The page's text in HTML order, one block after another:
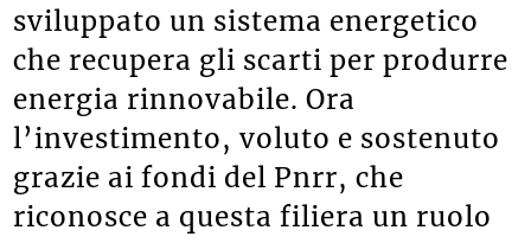
sviluppato un sistema energetico
che recupera gli scarti per produrre
energia rinnovabile. Ora
l’investimento, voluto e sostenuto
grazie ai fondi del Pnrr, che
riconosce a questa filiera un ruolo